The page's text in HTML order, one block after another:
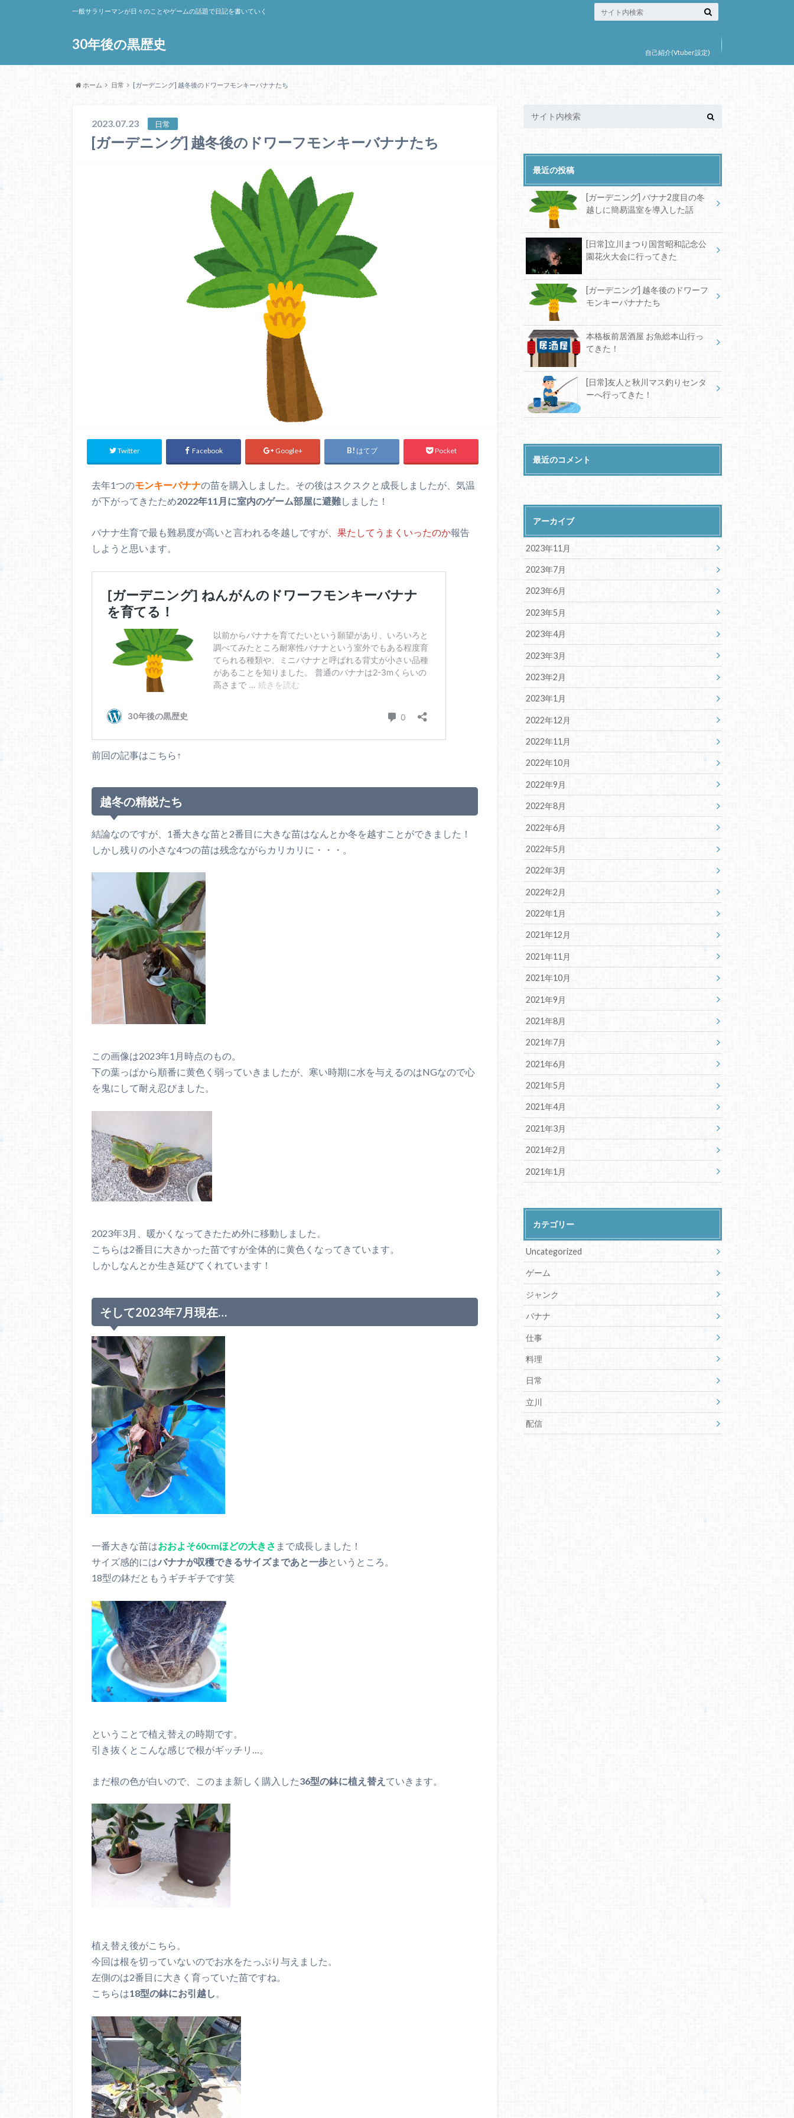
30年後の黒歴史
一般サラリーマンが日々のことやゲームの話題で日記を書いていく
自己紹介(Vtuber設定)
ホーム 日常 [ガーデニング] 越冬後のドワーフモンキーバナナたち
2023.07.23 日常
[ガーデニング] 越冬後のドワーフモンキーバナナたち
Twitter Facebook Google+ はてブ Pocket
去年1つのモンキーバナナの苗を購入しました。その後はスクスクと成長しましたが、気温
が下がってきたため2022年11月に室内のゲーム部屋に避難しました！
バナナ生育で最も難易度が高いと言われる冬越しですが、 果たしてうまくいったのか報告
しようと思います。
前回の記事はこちら↑
越冬の精鋭たち
結論なのですが、1番大きな苗と2番目に大きな苗はなんとか冬を越すことができました！
しかし残りの小さな4つの苗は残念ながらカリカリに・・・。
この画像は2023年1月時点のもの。
下の葉っぱから順番に黄色く弱っていきましたが、寒い時期に水を与えるのはNGなので心
を鬼にして耐え忍びました。
2023年3月、暖かくなってきたため外に移動しました。
こちらは2番目に大きかった苗ですが全体的に黄色くなってきています。
しかしなんとか生き延びてくれています！
そして2023年7月現在…
一番大きな苗はおおよそ60cmほどの大きさ まで成長しました！
サイズ感的にはバナナが収穫できるサイズまであと一歩というところ。
18型の鉢だともうギチギチです笑
ということで植え替えの時期です。
引き抜くとこんな感じで根がギッチリ…。
まだ根の色が白いので、このまま新しく購入した36型の鉢に植え替え ていきます。
植え替え後がこちら。
今回は根を切っていないのでお水をたっぷり与えました。
左側のは2番目に大きく育っていた苗ですね。
こちらは18型の鉢にお引越し 。
最近の投稿
[ガーデニング] バナナ2度目の冬
越しに簡易温室を導入した話
[日常]立川まつり国営昭和記念公
園花火大会に行ってきた
[ガーデニング] 越冬後のドワーフ
モンキーバナナたち
本格板前居酒屋 お魚総本山行っ
てきた！
[日常]友人と秋川マス釣りセンタ
ーへ行ってきた！
最近のコメント
アーカイブ
2023年11月
2023年7月
2023年6月
2023年5月
2023年4月
2023年3月
2023年2月
2023年1月
2022年12月
2022年11月
2022年10月
2022年9月
2022年8月
2022年6月
2022年5月
2022年3月
2022年2月
2022年1月
2021年12月
2021年11月
2021年10月
2021年9月
2021年8月
2021年7月
2021年6月
2021年5月
2021年4月
2021年3月
2021年2月
2021年1月
カテゴリー
Uncategorized
ゲーム
ジャンク
バナナ
仕事
料理
日常
立川
配信